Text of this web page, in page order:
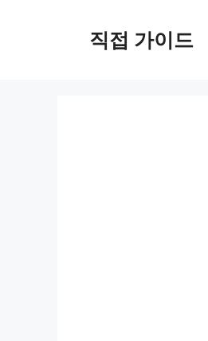
직접 가이드